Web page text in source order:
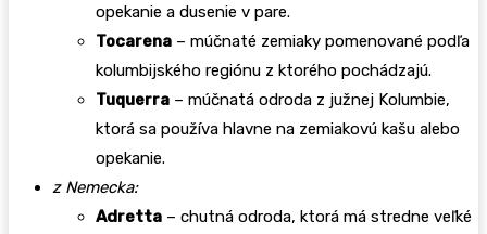
opekanie a dusenie v pare.
Tocarena – múčnaté zemiaky pomenované podľa
kolumbijského regiónu z ktorého pochádzajú.
Tuquerra – múčnatá odroda z južnej Kolumbie,
ktorá sa používa hlavne na zemiakovú kašu alebo
opekanie.
z Nemecka:
Adretta – chutná odroda, ktorá má stredne veľké